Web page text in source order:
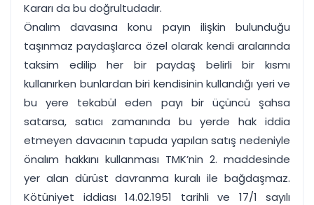
Kararı da bu doğrultudadır.
Önalım davasına konu payın ilişkin bulunduğu
taşınmaz paydaşlarca özel olarak kendi aralarında
taksim edilip her bir paydaş belirli bir kısmı
kullanırken bunlardan biri kendisinin kullandığı yeri ve
bu yere tekabül eden payı bir üçüncü şahsa
satarsa, satıcı zamanında bu yerde hak iddia
etmeyen davacının tapuda yapılan satış nedeniyle
önalım hakkını kullanması TMK’nin 2. maddesinde
yer alan dürüst davranma kuralı ile bağdaşmaz.
Kötüniyet iddiası 14.02.1951 tarihli ve 17/1 sayılı